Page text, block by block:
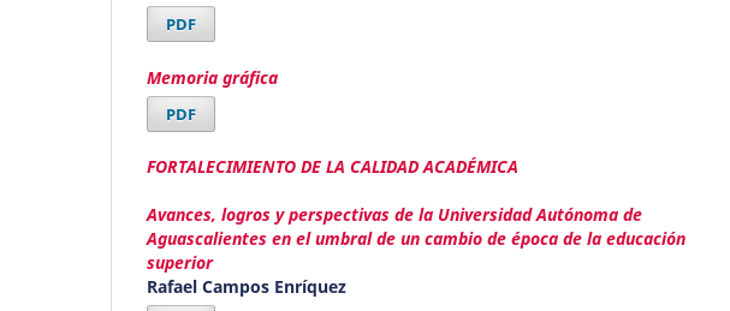
PDF
Memoria gráfica
PDF
FORTALECIMIENTO DE LA CALIDAD ACADÉMICA
Avances, logros y perspectivas de la Universidad Autónoma de
Aguascalientes en el umbral de un cambio de época de la educación
superior
Rafael Campos Enríquez